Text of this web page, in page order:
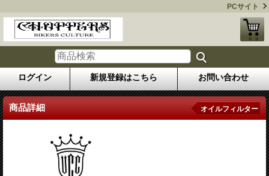
PCサイト
ログイン 新規登録はこちら お問い合わせ
商品詳細 オイルフィルター